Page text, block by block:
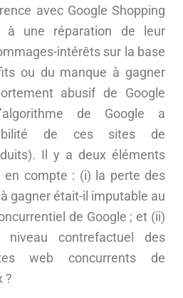
avec Google Shopping
à une réparation de leur
intérêts sur la base
ou du manque à gagner
abusif de Google
de Google a
de ces sites de
Il y a deux éléments
en compte : (i) la perte des
gagner était-il imputable au
de Google ; et (ii)
contrefactuel des
web concurrents de
?